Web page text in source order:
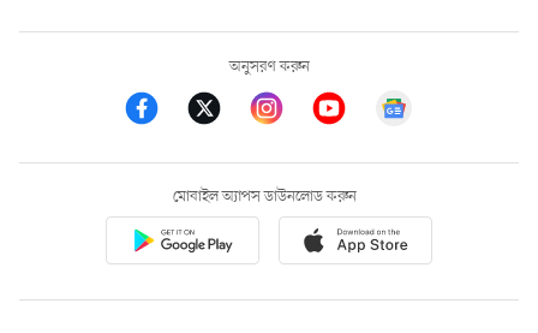
অনুসরণ করুন
মোবাইল অ্যাপস ডাউনলোড করুন